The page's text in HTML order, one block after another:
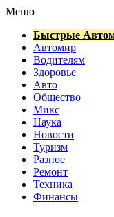
Меню
Быстрые
Автомир
Водителям
Здоровье
Авто
Общество
Микс
Наука
Новости
Туризм
Разное
Ремонт
Техника
Финансы